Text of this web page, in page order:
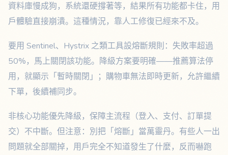
資料庫慢成狗，系統還硬撐著等，結果所有功能都卡住，用
戶體驗直接崩潰。這種情況，靠人工修復已經來不及。
要用 Sentinel、Hystrix 之類工具設熔斷規則：失敗率超過
50%，馬上關閉該功能。降級方案要明確——推薦算法停
用，就顯示「暫時關閉」；購物車無法即時更新，允許繼續
下單，後續補同步。
非核心功能優先降級，保障主流程（登入、支付、訂單提
交）不中斷。但注意：別把「熔斷」當萬靈丹。有些人一出
問題就全部關掉，用戶完全不知道發生了什麼，反而嚇跑